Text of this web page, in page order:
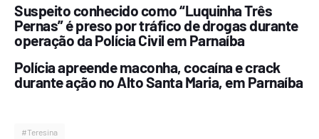
Suspeito conhecido como “Luquinha Três
Pernas” é preso por tráfico de drogas durante
operação da Polícia Civil em Parnaíba
Polícia apreende maconha, cocaína e crack
durante ação no Alto Santa Maria, em Parnaíba
#Teresina